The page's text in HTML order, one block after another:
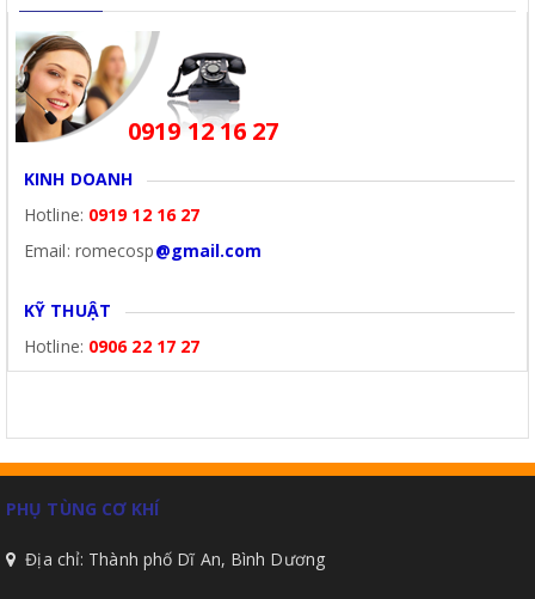
0919 12 16 27
KINH DOANH
Hotline: 0919 12 16 27
Email: romecosp@gmail.com
KỸ THUẬT
Hotline: 0906 22 17 27
PHỤ TÙNG CƠ KHÍ
Địa chỉ: Thành phố Dĩ An, Bình Dương